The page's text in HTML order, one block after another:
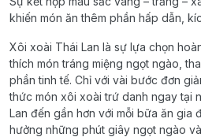
khiến món ăn thêm phần hấp dẫn,
Xôi xoài Thái Lan là sự lựa chọn
thích món tráng miệng ngọt ngào,
phần tinh tế. Chỉ với vài bước đơn
thức món xôi xoài trứ danh ngay tại
Lan đến gần hơn với mỗi bữa ăn gia
hưởng những phút giây ngọt ngào